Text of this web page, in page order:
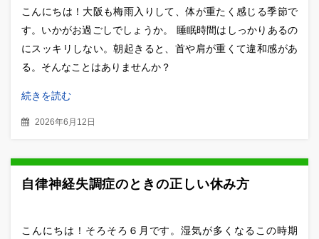
こんにちは！大阪も梅雨入りして、体が重たく感じる季節で
す。いかがお過ごしでしょうか。 睡眠時間はしっかりあるの
にスッキリしない。朝起きると、首や肩が重くて違和感があ
る。そんなことはありませんか？
続きを読む
2026年6月12日
自律神経失調症のときの正しい休み方
こんにちは！そろそろ６月です。湿気が多くなるこの時期